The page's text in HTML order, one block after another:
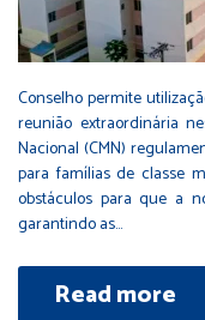
Conselho permite
reunião extraordinária
Nacional (CMN)
para famílias de classe
obstáculos para que a
garantindo as…
Read more